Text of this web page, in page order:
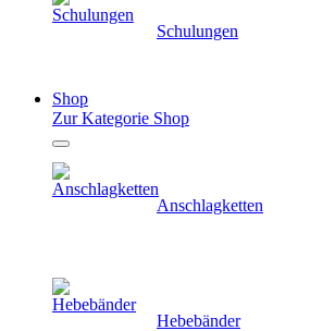
Schulungen
Shop
Zur Kategorie Shop
Anschlagketten
Hebebänder